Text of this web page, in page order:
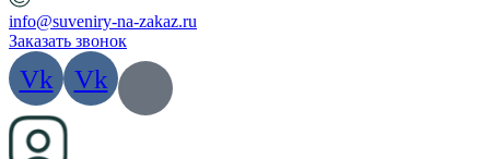
info@suveniry-na-zakaz.ru
Заказать звонок
Vk Vk